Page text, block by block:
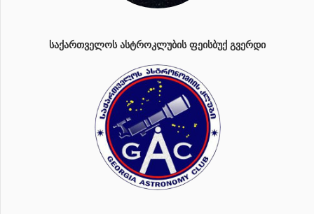
ᲡᲐᲥᲐᲠᲗᲕᲔᲚᲝᲡ ᲐᲡᲢᲠᲝᲙᲚᲣᲑᲘᲡ ᲤᲔᲘᲡᲑᲣᲥ ᲒᲕᲔᲠᲓᲘ